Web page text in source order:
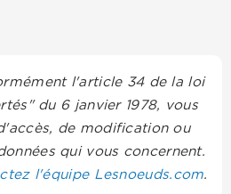
l'article 34 de la loi
du 6 janvier 1978, vous
de modification ou
qui vous concernent.
l'équipe Lesnoeuds.com.